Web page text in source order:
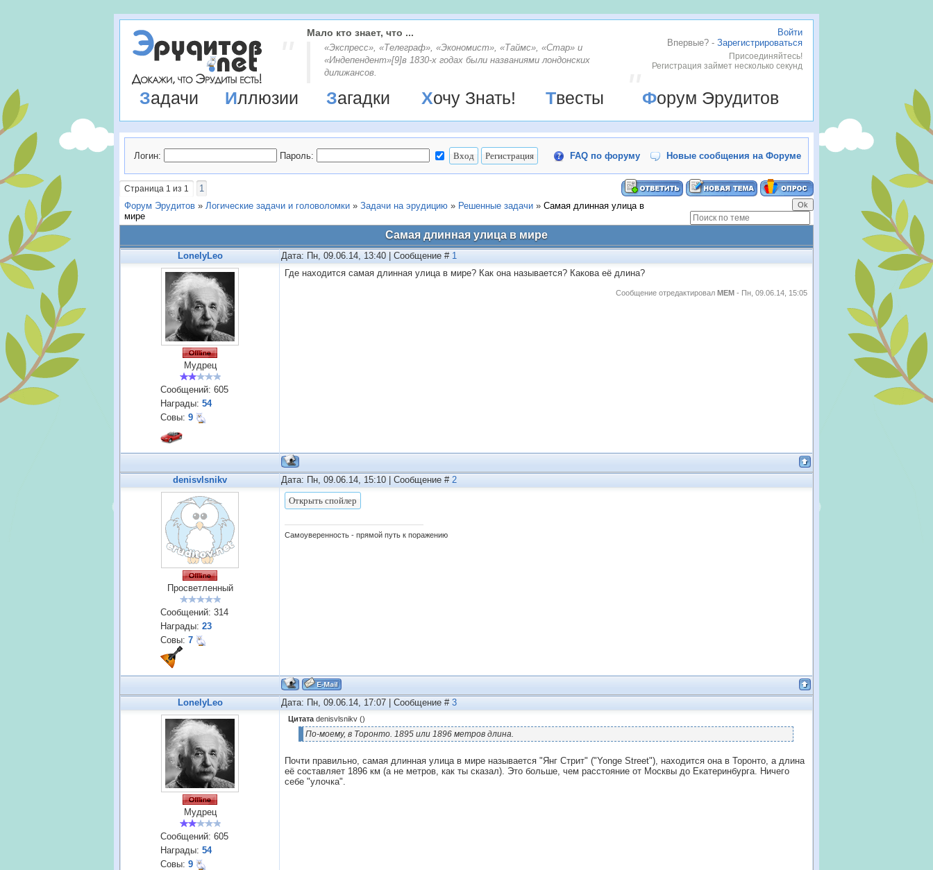
Войти
Впервые? - Зарегистрироваться
Присоединяйтесь!
Регистрация займет несколько секунд
Мало кто знает, что ...
«Экспресс», «Телеграф», «Экономист», «Таймс», «Стар» и
«Индепендент»[9]в 1830-х годах были названиями лондонских
дилижансов.
Задачи Иллюзии Загадки Хочу Знать! Твесты Форум Эрудитов
Логин: Пароль: FAQ по форуму Новые сообщения на Форуме
Страница 1 из 1
1
Форум Эрудитов » Логические задачи и головоломки » Задачи на эрудицию » Решенные задачи » Самая длинная улица в
мире
Самая длинная улица в мире
LonelyLeo Дата: Пн, 09.06.14, 13:40 | Сообщение # 1
Мудрец
Сообщений: 605
Награды: 54
Совы: 9
Где находится самая длинная улица в мире? Как она называется? Какова её длина?
Сообщение отредактировал MEM - Пн, 09.06.14, 15:05
denisvlsnikv Дата: Пн, 09.06.14, 15:10 | Сообщение # 2
Просветленный
Сообщений: 314
Награды: 23
Совы: 7
Самоуверенность - прямой путь к поражению
LonelyLeo Дата: Пн, 09.06.14, 17:07 | Сообщение # 3
Мудрец
Сообщений: 605
Награды: 54
Совы: 9
Цитата denisvlsnikv ()
По-моему, в Торонто. 1895 или 1896 метров длина.
Почти правильно, самая длинная улица в мире называется "Янг Стрит" ("Yonge Street"), находится она в Торонто, а длина
её составляет 1896 км (а не метров, как ты сказал). Это больше, чем расстояние от Москвы до Екатеринбурга. Ничего
себе "улочка".